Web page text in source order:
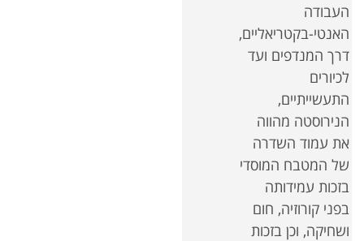
העבודה
האנטי-בקטריאליים,
דרך המנדפים ועד
לכיורים
התעשייתיים,
הנירוסטה מהווה
את עמוד השדרה
של המטבח המוסדי
בזכות עמידותה
בפני קורוזיה, חום
ושחיקה, וכן בזכות